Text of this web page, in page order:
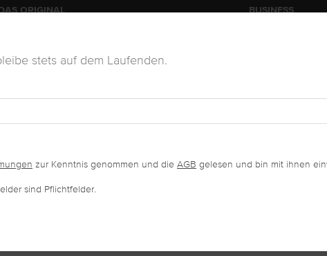
ORIGINAL BUSINESS
C-CURL
stets auf dem Laufenden.
zur Kenntnis genommen und die AGB gelesen und bin mit ihnen
sind Pflichtfelder.